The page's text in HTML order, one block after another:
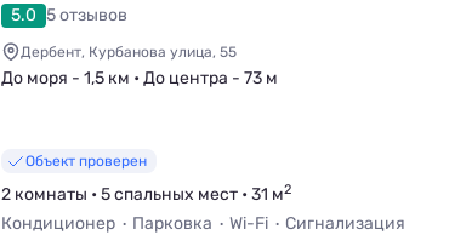
5.0 5 отзывов
Дербент, Курбанова улица, 55
До моря - 1,5 км • До центра - 73 м
Объект проверен
2 комнаты • 5 спальных мест • 31 м2
Кондиционер Парковка Wi-Fi
Сигнализация